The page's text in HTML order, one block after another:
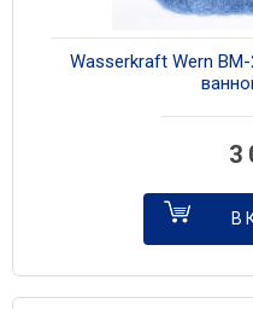
Wasserkraft Wern
3
В